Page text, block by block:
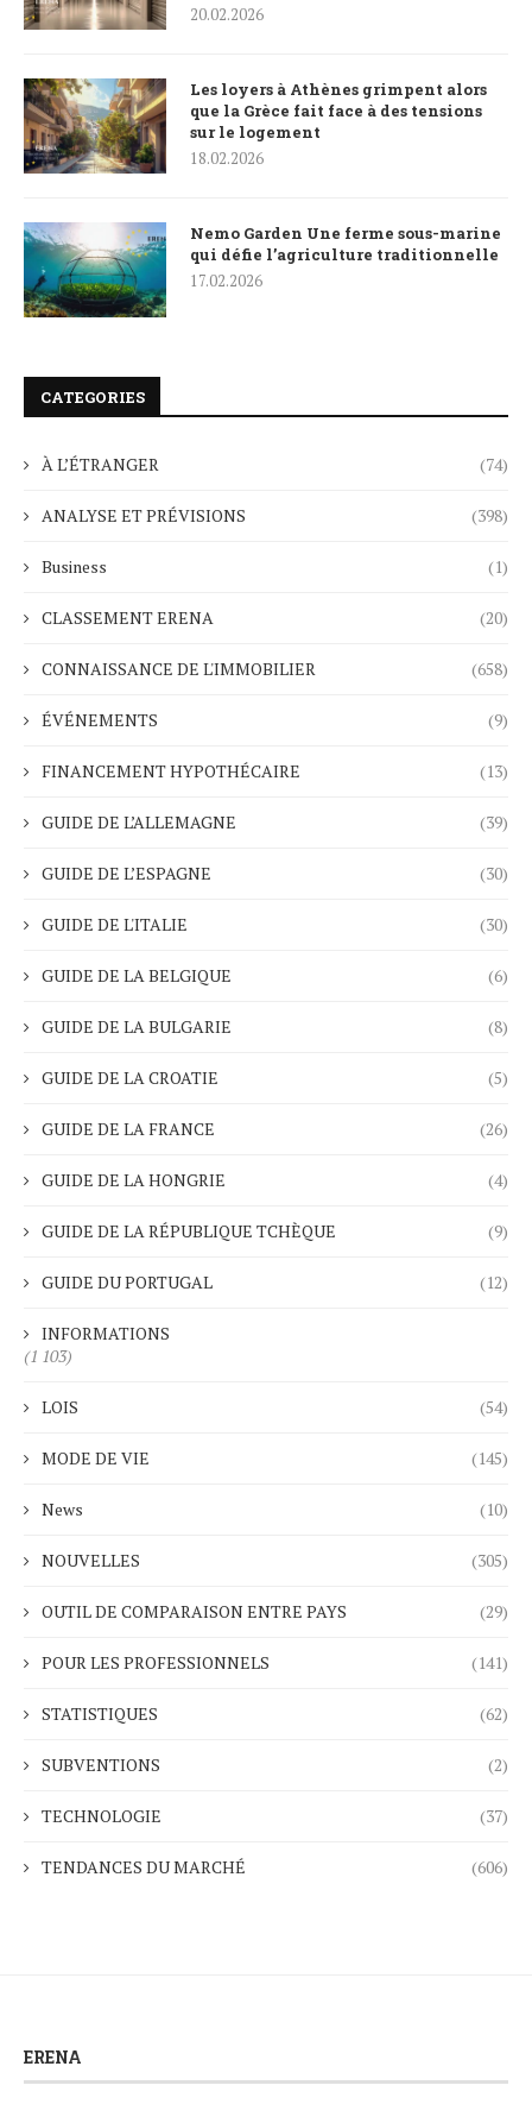
20.02.2026
Les loyers à Athènes grimpent alors
que la Grèce fait face à des tensions
sur le logement
18.02.2026
Nemo Garden Une ferme sous-marine
qui défie l’agriculture traditionnelle
17.02.2026
CATEGORIES
À L’ÉTRANGER (74)
ANALYSE ET PRÉVISIONS (398)
Business (1)
CLASSEMENT ERENA (20)
CONNAISSANCE DE L'IMMOBILIER (658)
ÉVÉNEMENTS (9)
FINANCEMENT HYPOTHÉCAIRE (13)
GUIDE DE L’ALLEMAGNE (39)
GUIDE DE L’ESPAGNE (30)
GUIDE DE L'ITALIE (30)
GUIDE DE LA BELGIQUE (6)
GUIDE DE LA BULGARIE (8)
GUIDE DE LA CROATIE (5)
GUIDE DE LA FRANCE (26)
GUIDE DE LA HONGRIE (4)
GUIDE DE LA RÉPUBLIQUE TCHÈQUE (9)
GUIDE DU PORTUGAL (12)
INFORMATIONS
(1 103)
LOIS (54)
MODE DE VIE (145)
News (10)
NOUVELLES (305)
OUTIL DE COMPARAISON ENTRE PAYS (29)
POUR LES PROFESSIONNELS (141)
STATISTIQUES (62)
SUBVENTIONS (2)
TECHNOLOGIE (37)
TENDANCES DU MARCHÉ (606)
ERENA